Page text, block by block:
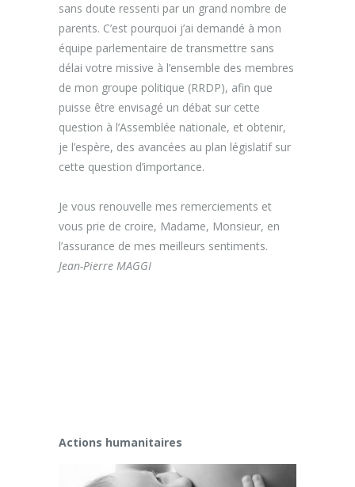
sans doute ressenti par un grand nombre de
parents. C’est pourquoi j’ai demandé à mon
équipe parlementaire de transmettre sans
délai votre missive à l’ensemble des membres
de mon groupe politique (RRDP), afin que
puisse être envisagé un débat sur cette
question à l’Assemblée nationale, et obtenir,
je l’espère, des avancées au plan législatif sur
cette question d’importance.
Je vous renouvelle mes remerciements et
vous prie de croire, Madame, Monsieur, en
l’assurance de mes meilleurs sentiments.
Jean-Pierre MAGGI
Actions humanitaires